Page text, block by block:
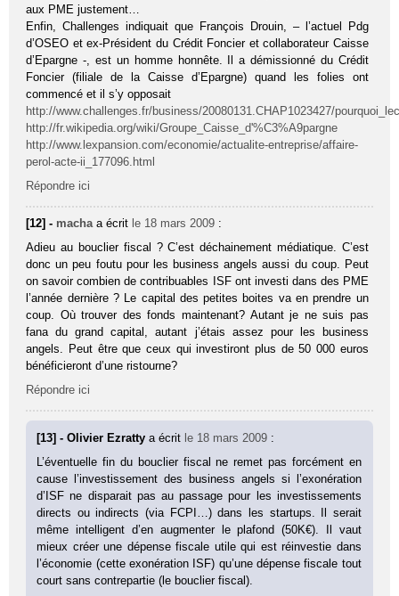
aux PME justement…
Enfin, Challenges indiquait que François Drouin, – l’actuel Pdg
d’OSEO et ex-Président du Crédit Foncier et collaborateur Caisse
d’Epargne -, est un homme honnête. Il a démissionné du Crédit
Foncier (filiale de la Caisse d’Epargne) quand les folies ont
commencé et il s’y opposait
http://www.challenges.fr/business/20080131.CHAP1023427/
http://fr.wikipedia.org/wiki/Groupe_Caisse_d'%C3%A9pargne
http://www.lexpansion.com/economie/actualite-entreprise/affaire-
perol-acte-ii_177096.html
Répondre ici
[12] - macha a écrit le 18 mars 2009 :
Adieu au bouclier fiscal ? C’est déchainement médiatique. C’est
donc un peu foutu pour les business angels aussi du coup. Peut
on savoir combien de contribuables ISF ont investi dans des PME
l’année dernière ? Le capital des petites boites va en prendre un
coup. Où trouver des fonds maintenant? Autant je ne suis pas
fana du grand capital, autant j’étais assez pour les business
angels. Peut être que ceux qui investiront plus de 50 000 euros
bénéficieront d’une ristourne?
Répondre ici
[13] - Olivier Ezrattya écrit le 18 mars 2009 :
L’éventuelle fin du bouclier fiscal ne remet pas forcément en
cause l’investissement des business angels si l’exonération
d’ISF ne disparait pas au passage pour les investissements
directs ou indirects (via FCPI…) dans les startups. Il serait
même intelligent d’en augmenter le plafond (50K€). Il vaut
mieux créer une dépense fiscale utile qui est réinvestie dans
l’économie (cette exonération ISF) qu’une dépense fiscale tout
court sans contrepartie (le bouclier fiscal).